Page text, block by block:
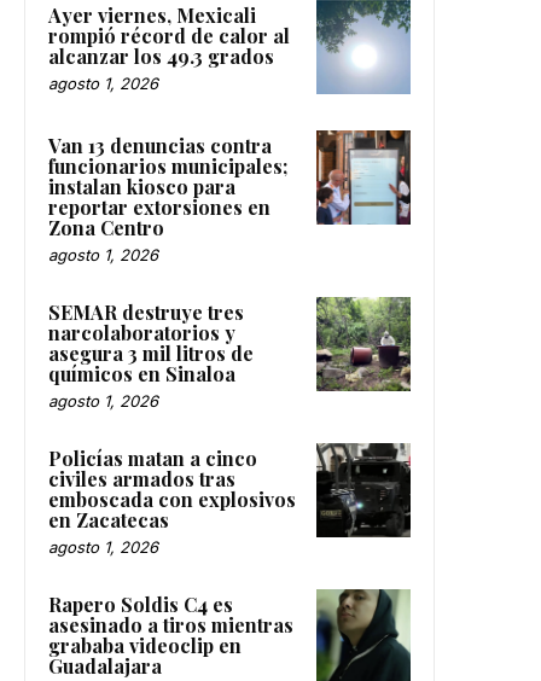
Ayer viernes, Mexicali
rompió récord de calor al
alcanzar los 49.3 grados
agosto 1, 2026
Van 13 denuncias contra
funcionarios municipales;
instalan kiosco para
reportar extorsiones en
Zona Centro
agosto 1, 2026
SEMAR destruye tres
narcolaboratorios y
asegura 3 mil litros de
químicos en Sinaloa
agosto 1, 2026
Policías matan a cinco
civiles armados tras
emboscada con explosivos
en Zacatecas
agosto 1, 2026
Rapero Soldis C4 es
asesinado a tiros mientras
grababa videoclip en
Guadalajara